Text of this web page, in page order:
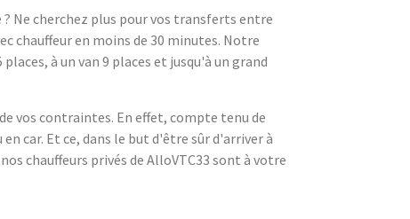
Ne cherchez plus pour vos transferts entre
chauffeur en moins de 30 minutes. Notre
à un van 9 places et jusqu'à un grand
vos contraintes. En effet, compte tenu de
car. Et ce, dans le but d'être sûr d'arriver à
chauffeurs privés de AlloVTC33 sont à votre